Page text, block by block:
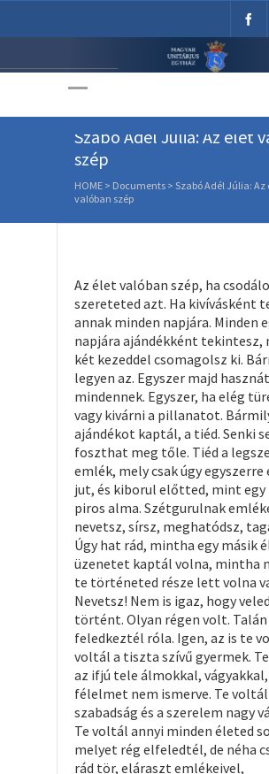
Unitárius
Szabó Adél Júlia: Az élet
szép
HOME > Documents > Szabó Adél Júlia: Az
valóban szép
Az élet valóban szép, ha
szereteted azt. Ha kivívásként
annak minden napjára. Minden
napjára ajándékként tekintesz,
két kezeddel csomagolsz ki.
legyen az. Egyszer majd
mindennek. Egyszer, ha elég
vagy kivárni a pillanatot.
ajándékot kaptál, a tiéd. Senki
foszthat meg tőle. Tiéd a
emlék, mely csak úgy egyszerre
jut, és kiborul előtted, mint egy
piros alma. Szétgurulnak
nevetsz, sírsz, meghatódsz,
Úgy hat rád, mintha egy másik
üzenetet kaptál volna, mintha
te történeted része lett volna
Nevetsz! Nem is igaz, hogy veled
történt. Olyan régen volt. Talán
feledkeztél róla. Igen, az is te
voltál a tiszta szívű gyermek.
az ifjú tele álmokkal, vágyakkal,
félelmet nem ismerve. Te voltál
szabadság és a szerelem nagy
Te voltál annyi minden életed
melyet rég elfeledtél, de néha
rád tör, eláraszt emlékeivel,